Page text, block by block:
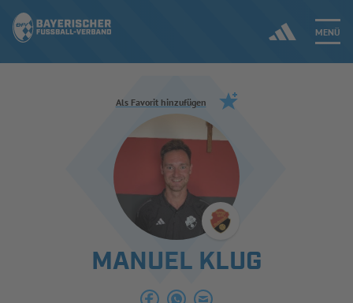
MENÜ
Jetzt einloggen
ERGEBNISSE & WETTBEWERBE
SPIELBETRIEB & VERBANDSLEBEN
AUSBILDUNG & FÖRDERUNG
Als Favorit hinzufügen
MANUEL KLUG